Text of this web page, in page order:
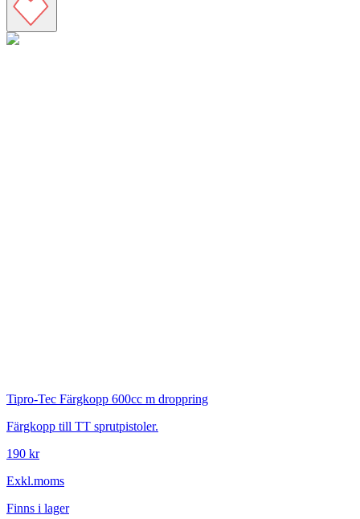
Tipro-Tec Färgkopp 600cc m droppring
Färgkopp till TT sprutpistoler.
190 kr
Exkl.moms
Finns i lager